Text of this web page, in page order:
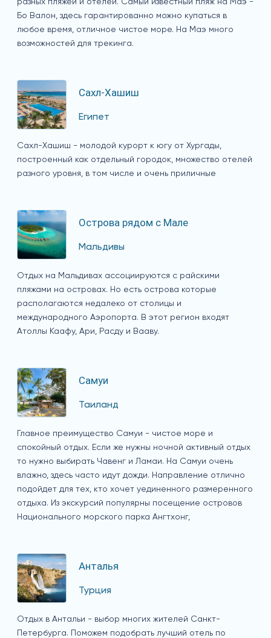
Бо Валон, здесь гарантированно можно купаться в
любое время, отличное чистое море. На Маэ много
возможностей для трекинга.
Сахл-Хашиш
Египет
Сахл-Хашиш - молодой курорт к югу от Хургады,
построенный как отдельный городок, множество отелей
разного уровня, в том числе и очень приличные
Острова рядом с Мале
Мальдивы
Отдых на Мальдивах ассоциируются с райскими
пляжами на островах. Но есть острова которые
располагаются недалеко от столицы и
международного Аэропорта. В этот регион входят
Атоллы Каафу, Ари, Расду и Вааву.
Самуи
Таиланд
Главное преимущество Самуи - чистое море и
спокойный отдых. Если же нужны ночной активный отдых
то нужно выбирать Чавенг и Ламаи. На Самуи очень
влажно, здесь часто идут дожди. Направление отлично
подойдет для тех, кто хочет уединенного размеренного
отдыха. Из экскурсий популярны посещение островов
Национального морского парка Ангтхонг,
Анталья
Турция
Отдых в Антальи - выбор многих жителей Санкт-
Петербурга. Поможем подобрать лучший отель по